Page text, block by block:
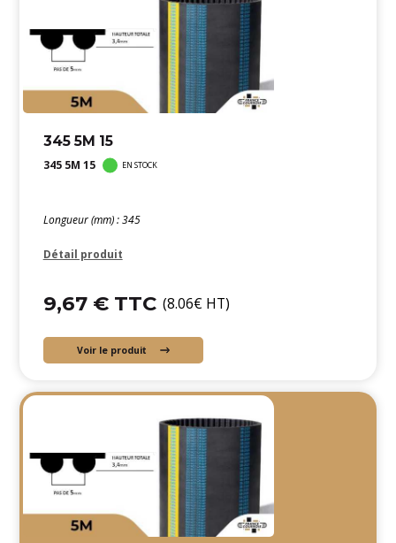
345 5M 15
345 5M 15 EN STOCK
Longueur (mm) : 345
Détail produit
9,67 € TTC (8.06€ HT)
Voir le produit